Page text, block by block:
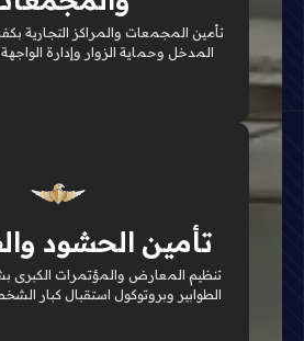
تأمين المجمعات والمراكز التجارية
المدخل وحماية الزوار وإدارة
تأمين الحشود
تنظيم المعارض والمؤتمرات الكبرى
الطوابير وبروتوكول استقبال كبار
إدارة ذكية لتوافد الزوار تضمن
وتبرز الهوية